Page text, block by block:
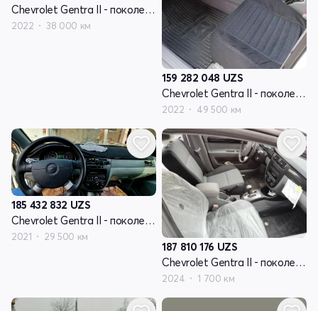
Chevrolet Gentra II - поколение
2022 38 000 км
159 282 048 UZS
Chevrolet Gentra II - поколение
2022 49 500 км
185 432 832 UZS
Chevrolet Gentra II - поколение
2021 29 500 км
187 810 176 UZS
Chevrolet Gentra II - поколение
2024 1 700 км